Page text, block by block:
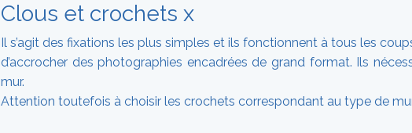
Clous et crochets x
Il s’agit des fixations les plus simples et ils fonctionnent à tous les
d’accrocher des photographies encadrées de grand format. Ils
mur.
Attention toutefois à choisir les crochets correspondant au type de